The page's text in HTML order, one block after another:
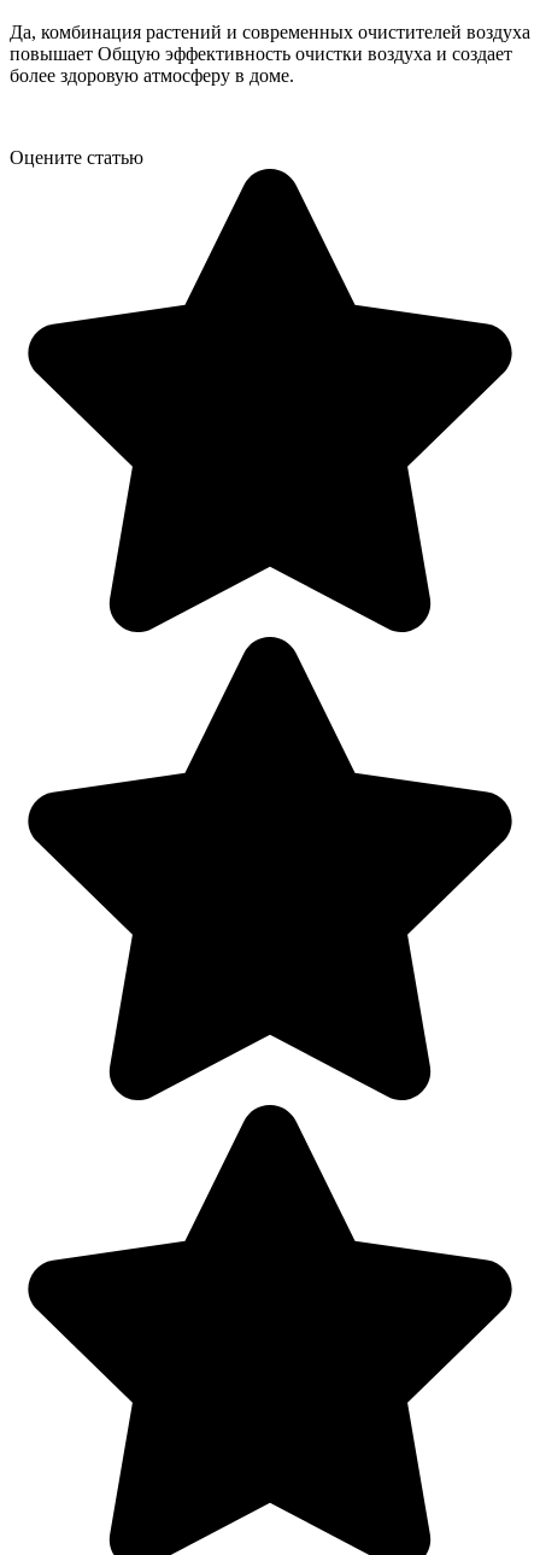
Да, комбинация растений и современных очистителей воздуха
повышает Общую эффективность очистки воздуха и создает
более здоровую атмосферу в доме.
Оцените статью